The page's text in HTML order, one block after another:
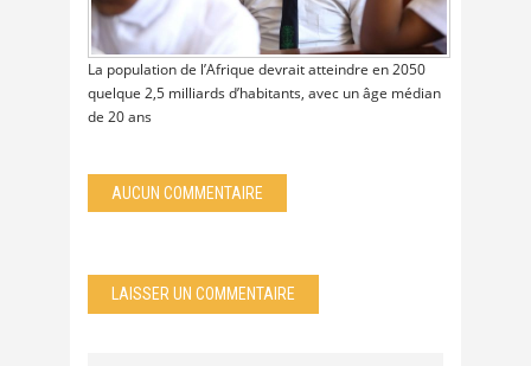
La population de l’Afrique devrait atteindre en 2050
quelque 2,5 milliards d’habitants, avec un âge médian
de 20 ans
AUCUN COMMENTAIRE
LAISSER UN COMMENTAIRE